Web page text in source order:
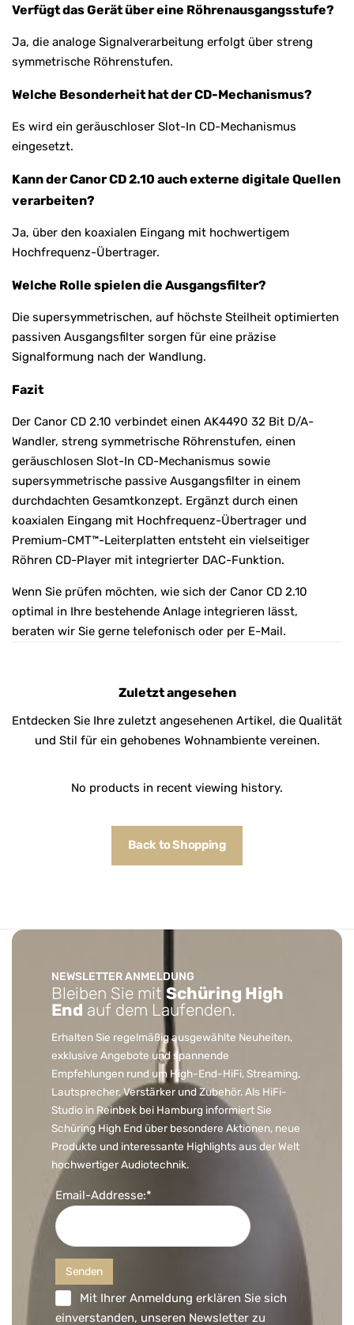
Verfügt das Gerät über eine Röhrenausgangsstufe?
Ja, die analoge Signalverarbeitung erfolgt über streng
symmetrische Röhrenstufen.
Welche Besonderheit hat der CD-Mechanismus?
Es wird ein geräuschloser Slot-In CD-Mechanismus
eingesetzt.
Kann der Canor CD 2.10 auch externe digitale Quellen
verarbeiten?
Ja, über den koaxialen Eingang mit hochwertigem
Hochfrequenz-Übertrager.
Welche Rolle spielen die Ausgangsfilter?
Die supersymmetrischen, auf höchste Steilheit optimierten
passiven Ausgangsfilter sorgen für eine präzise
Signalformung nach der Wandlung.
Fazit
Der Canor CD 2.10 verbindet einen AK4490 32 Bit D/A-
Wandler, streng symmetrische Röhrenstufen, einen
geräuschlosen Slot-In CD-Mechanismus sowie
supersymmetrische passive Ausgangsfilter in einem
durchdachten Gesamtkonzept. Ergänzt durch einen
koaxialen Eingang mit Hochfrequenz-Übertrager und
Premium-CMT™-Leiterplatten entsteht ein vielseitiger
Röhren CD-Player mit integrierter DAC-Funktion.
Wenn Sie prüfen möchten, wie sich der Canor CD 2.10
optimal in Ihre bestehende Anlage integrieren lässt,
beraten wir Sie gerne telefonisch oder per E-Mail.
Zuletzt angesehen
Entdecken Sie Ihre zuletzt angesehenen Artikel, die Qualität
und Stil für ein gehobenes Wohnambiente vereinen.
No products in recent viewing history.
Back to Shopping
NEWSLETTER ANMELDUNG
Bleiben Sie mit Schüring High
End auf dem Laufenden.
Erhalten Sie regelmäßig ausgewählte Neuheiten,
exklusive Angebote und spannende
Empfehlungen rund um High-End-HiFi, Streaming,
Lautsprecher, Verstärker und Zubehör. Als HiFi-
Studio in Reinbek bei Hamburg informiert Sie
Schüring High End über besondere Aktionen, neue
Produkte und interessante Highlights aus der Welt
hochwertiger Audiotechnik.
Email-Addresse:*
Mit Ihrer Anmeldung erklären Sie sich
einverstanden, unseren Newsletter zu